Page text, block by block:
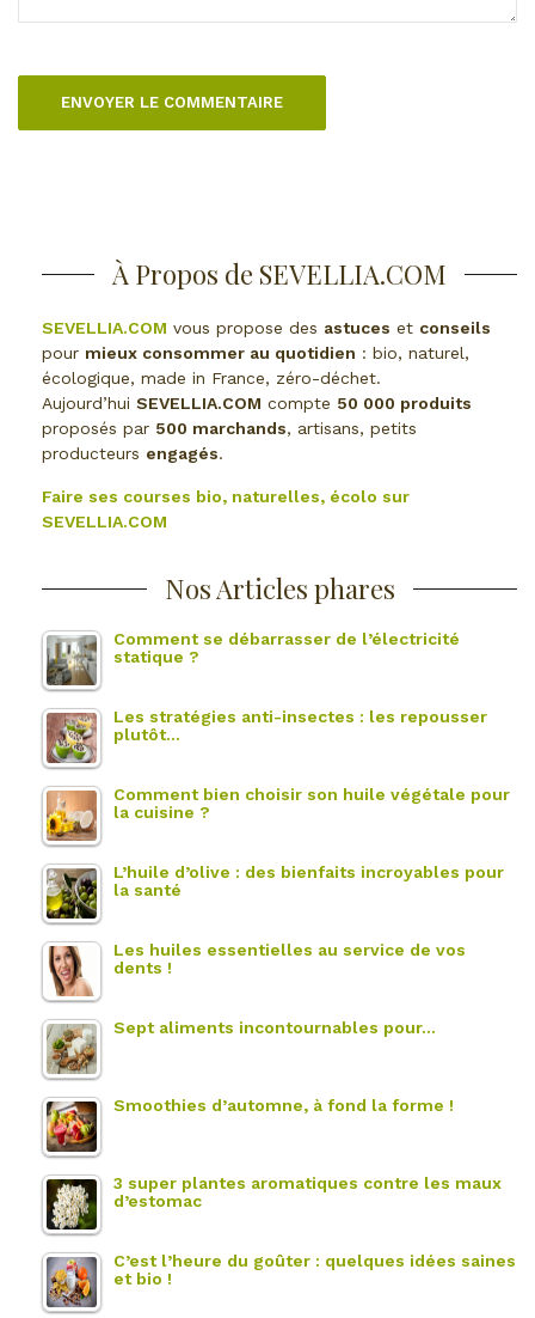
À Propos de SEVELLIA.COM
SEVELLIA.COM vous propose des astuces et conseils
pour mieux consommer au quotidien : bio, naturel,
écologique, made in France, zéro-déchet.
Aujourd’hui SEVELLIA.COM compte 50 000 produits
proposés par 500 marchands, artisans, petits
producteurs engagés.
Faire ses courses bio, naturelles, écolo sur
SEVELLIA.COM
Nos Articles phares
Comment se débarrasser de l’électricité
statique ?
Les stratégies anti-insectes : les repousser
plutôt…
Comment bien choisir son huile végétale pour
la cuisine ?
L’huile d’olive : des bienfaits incroyables pour
la santé
Les huiles essentielles au service de vos
dents !
Sept aliments incontournables pour…
Smoothies d’automne, à fond la forme !
3 super plantes aromatiques contre les maux
d’estomac
C’est l’heure du goûter : quelques idées saines
et bio !